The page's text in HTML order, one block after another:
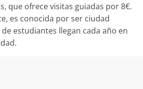
que ofrece visitas guiadas por 8€.
es conocida por ser ciudad
estudiantes llegan cada año en